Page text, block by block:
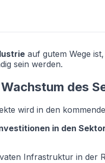
auf gutem Wege
sein werden.
des
wird in den
in den
Infrastruktur in der